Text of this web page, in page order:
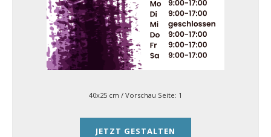
40x25 cm / Vorschau Seite: 1
JETZT GESTALTEN